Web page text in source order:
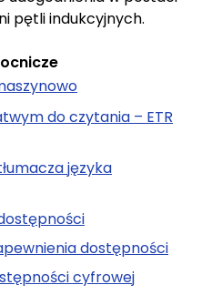
pętli indukcyjnych.
do czytania – ETR
języka
dostępności
cyfrowej